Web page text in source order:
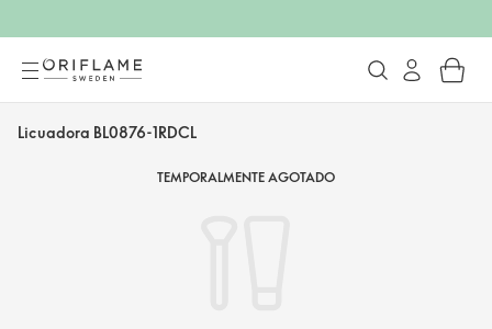
Licuadora BL0876-1RDCL
TEMPORALMENTE AGOTADO